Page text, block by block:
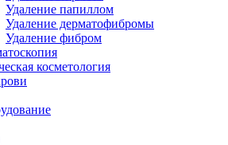
Удаление папиллом
Удаление дерматофибромы
Удаление фибром
косметология